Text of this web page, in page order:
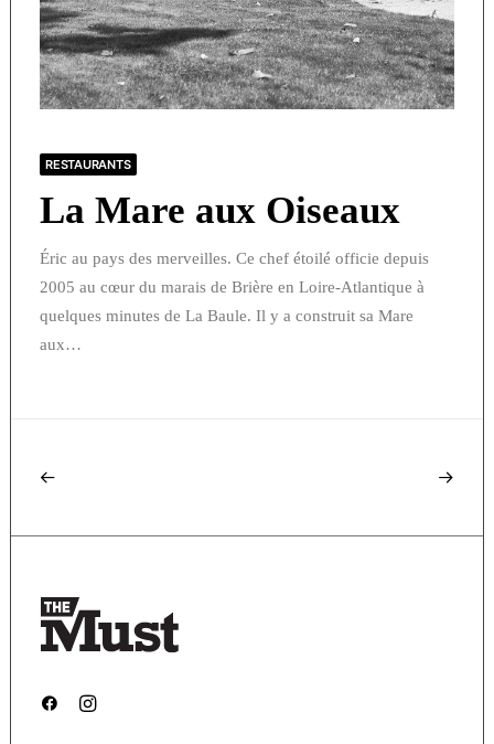
RESTAURANTS
La Mare aux Oiseaux
Éric au pays des merveilles. Ce chef étoilé officie depuis
2005 au cœur du marais de Brière en Loire-Atlantique à
quelques minutes de La Baule. Il y a construit sa Mare
aux…